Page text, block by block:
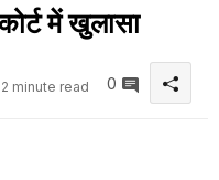
में खुलासा
2 minute read 0